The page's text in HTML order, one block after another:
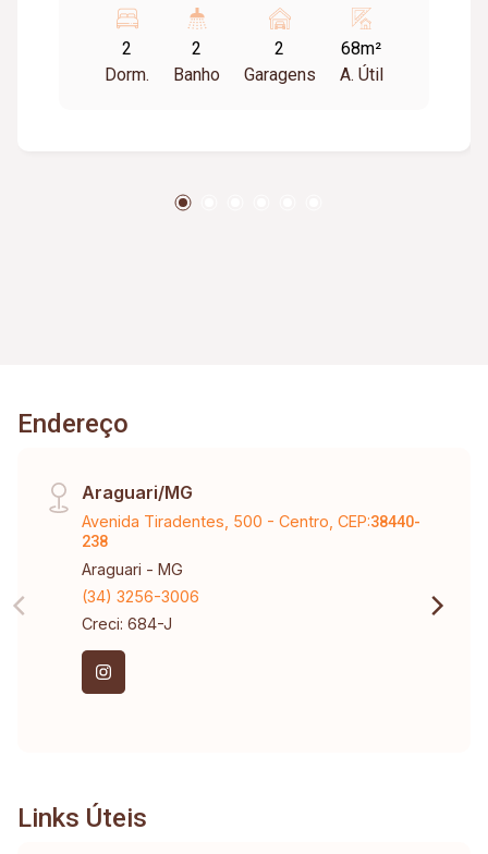
Praia clube.
2
Dorm.
2
Banho
2
Garagens
68m²
A. Útil
Endereço
Araguari/MG
Avenida Tiradentes, 500 - Centro, CEP:38440-
238
Araguari - MG
(34) 3256-3006
Creci: 684-J
Links Úteis